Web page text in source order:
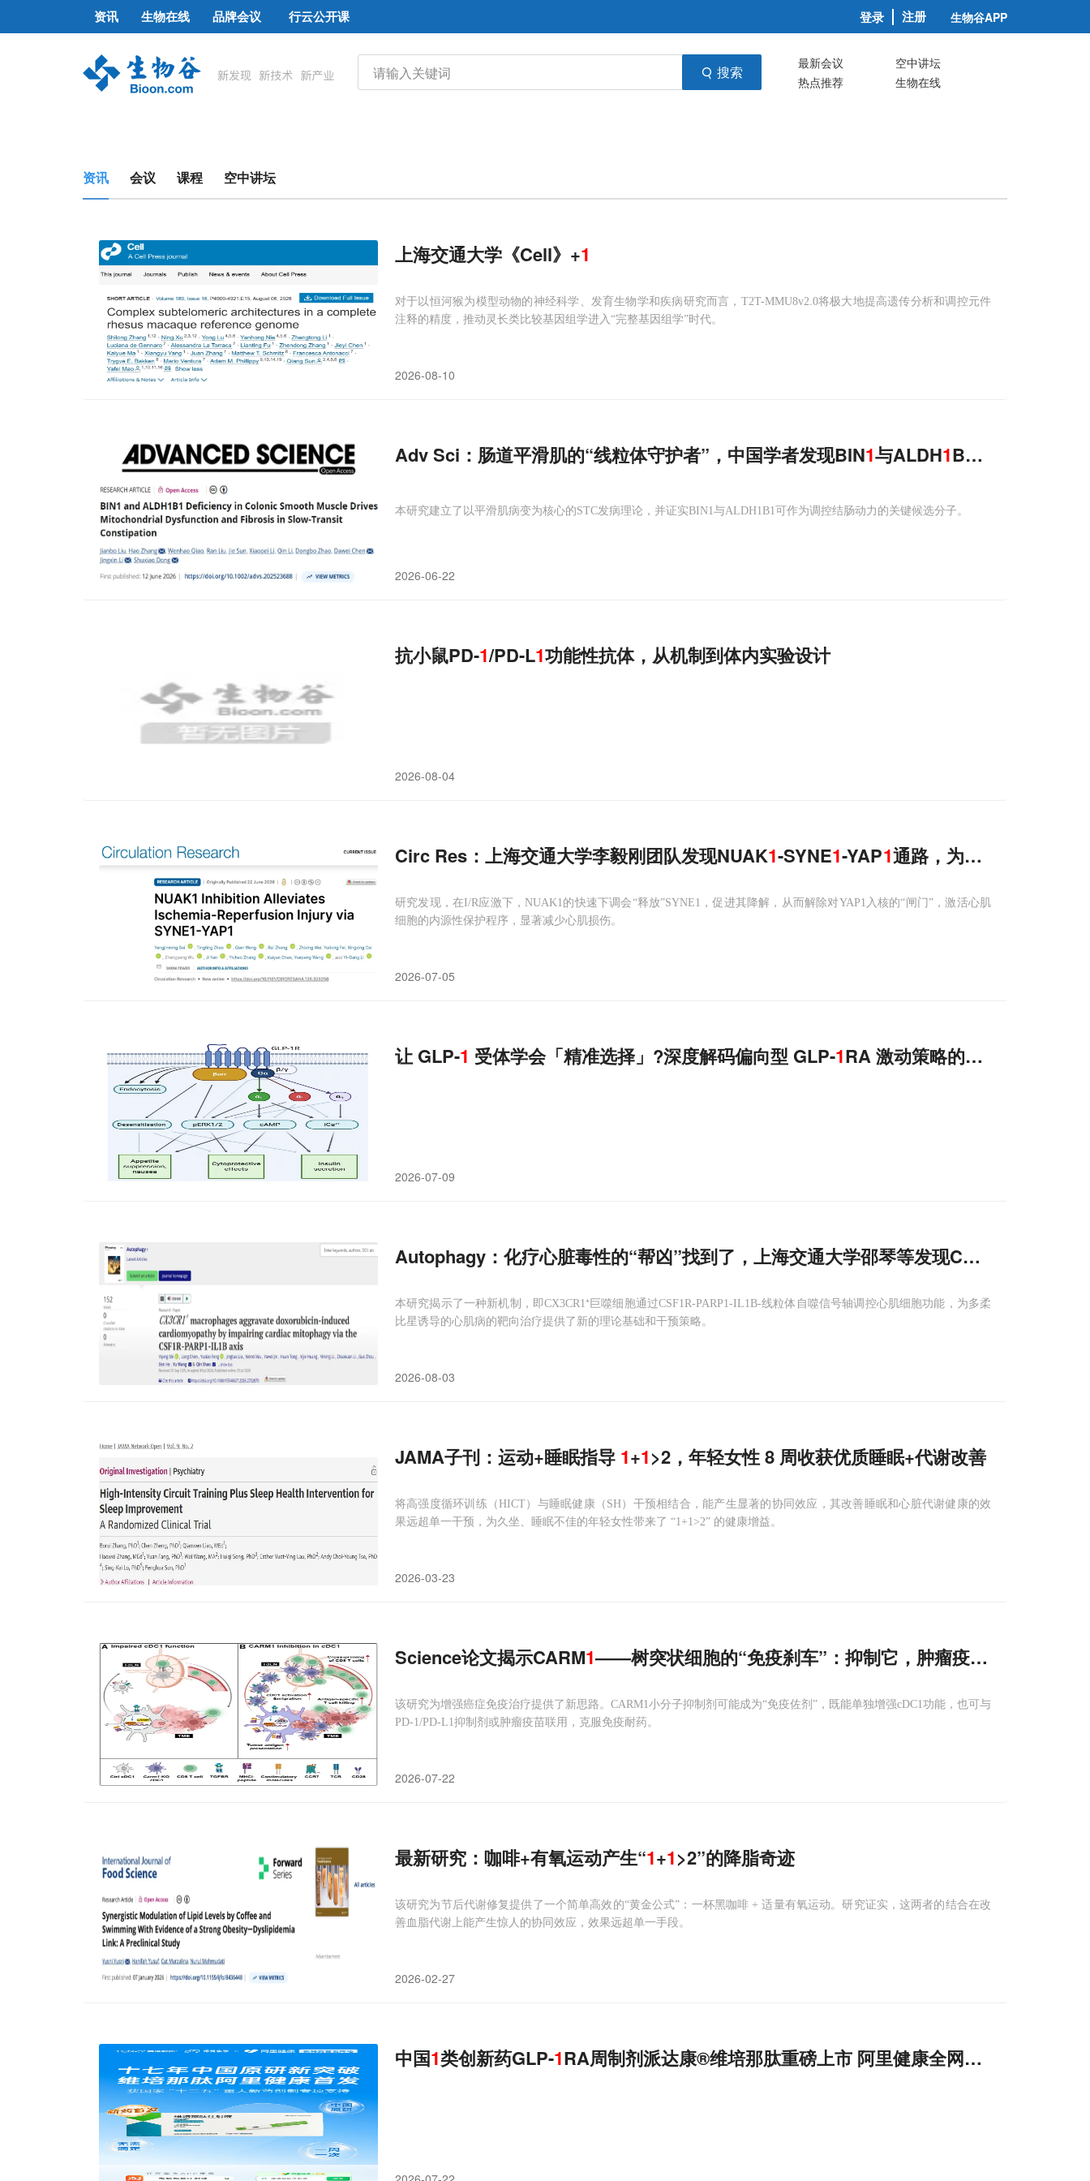
资讯 生物在线 品牌会议 行云公开课 登录 注册 生物谷APP
搜索 最新会议
空中讲坛
热点推荐
生物在线
资讯 会议 课程 空中讲坛
上海交通大学《Cell》+1
对于以恒河猴为模型动物的神经科学、发育生物学和疾病研究而言，T2T-MMU8v2.0将极大地提高遗传分析和调控元件
注释的精度，推动灵长类比较基因组学进入“完整基因组学”时代。
2026-08-10
Adv Sci：肠道平滑肌的“线粒体守护者”，中国学者发现BIN1与ALDH1B1缺失如何导致
本研究建立了以平滑肌病变为核心的STC发病理论，并证实BIN1与ALDH1B1可作为调控结肠动力的关键候选分子。
2026-06-22
抗小鼠PD-1/PD-L1功能性抗体，从机制到体内实验设计
2026-08-04
Circ Res：上海交通大学李毅刚团队发现NUAK1-SYNE1-YAP1通路，为心肌缺血再灌
研究发现，在I/R应激下，NUAK1的快速下调会“释放”SYNE1，促进其降解，从而解除对YAP1入核的“闸门”，激活心肌
细胞的内源性保护程序，显著减少心肌损伤。
2026-07-05
让 GLP-1 受体学会「精准选择」?深度解码偏向型 GLP-1RA 激动策略的分子机制
2026-07-09
Autophagy：化疗心脏毒性的“帮凶”找到了，上海交通大学邵琴等发现CX3CR
本研究揭示了一种新机制，即CX3CR1⁺巨噬细胞通过CSF1R-PARP1-IL1B-线粒体自噬信号轴调控心肌细胞功能，为多柔
比星诱导的心肌病的靶向治疗提供了新的理论基础和干预策略。
2026-08-03
JAMA子刊：运动+睡眠指导 1+1>2，年轻女性 8 周收获优质睡眠+代谢改善
将高强度循环训练（HICT）与睡眠健康（SH）干预相结合，能产生显著的协同效应，其改善睡眠和心脏代谢健康的效
果远超单一干预，为久坐、睡眠不佳的年轻女性带来了 “1+1>2” 的健康增益。
2026-03-23
Science论文揭示CARM1——树突状细胞的“免疫刹车”：抑制它，肿瘤疫苗和PD-
该研究为增强癌症免疫治疗提供了新思路。CARM1小分子抑制剂可能成为“免疫佐剂”，既能单独增强cDC1功能，也可与
PD-1/PD-L1抑制剂或肿瘤疫苗联用，克服免疫耐药。
2026-07-22
最新研究：咖啡+有氧运动产生“1+1>2”的降脂奇迹
该研究为节后代谢修复提供了一个简单高效的“黄金公式”：一杯黑咖啡 + 适量有氧运动。研究证实，这两者的结合在改
善血脂代谢上能产生惊人的协同效应，效果远超单一手段。
2026-02-27
中国1类创新药GLP-1RA周制剂派达康®维培那肽重磅上市 阿里健康全网首发